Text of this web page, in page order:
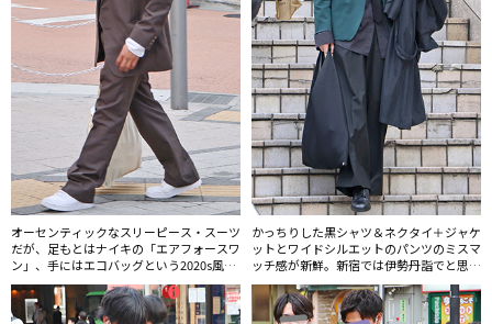
オーセンティックなスリーピース・スーツ
だが、足もとはナイキの「エアフォースワ
ン」、手にはエコバッグという2020s風ら
しい着こなしが新鮮。ドレッドヘア×スー
ツはスカバンドのスタイルとしてもよく取
り入れられるファッションだ。
かっちりした黒シャツ＆ネクタイ＋ジャケ
ットとワイドシルエットのパンツのミスマ
ッチ感が新鮮。新宿では伊勢丹詣でと思わ
れる層にメゾン マルジェラのバッグ「ジ
ャパニーズ」が多く見られた。